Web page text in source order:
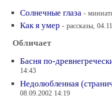
Солнечные глаза -
Как я умер - рассказы,
Обличает
Басня по-
14:43
Недолюбленная
08.09.2002 14:19